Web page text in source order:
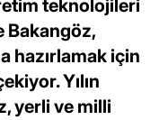
teknolojileri
Bakangöz,
hazırlamak için
Yılın
yerli ve milli